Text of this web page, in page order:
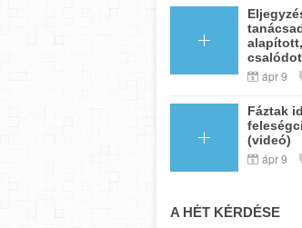
ápr 9
Fáztak
(videó)
ápr 9
A HÉT KÉRDÉSE